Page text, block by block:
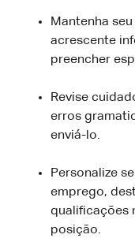
Mantenha
acrescente
preencher
Revise
erros
enviá-lo.
Personalize
emprego,
qualificações
posição.